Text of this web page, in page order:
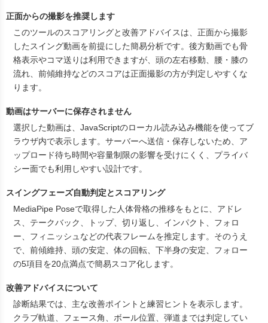
正面からの撮影を推奨します
このツールのスコアリングと改善アドバイスは、正面から撮影
したスイング動画を前提にした簡易分析です。後方動画でも骨
格表示やコマ送りは利用できますが、頭の左右移動、腰・膝の
流れ、前傾維持などのスコアは正面撮影の方が判定しやすくな
ります。
動画はサーバーに保存されません
選択した動画は、JavaScriptのローカル読み込み機能を使ってブ
ラウザ内で表示します。サーバーへ送信・保存しないため、ア
ップロード待ち時間や容量制限の影響を受けにくく、プライバ
シー面でも利用しやすい設計です。
スイングフェーズ自動判定とスコアリング
MediaPipe Poseで取得した人体骨格の推移をもとに、アドレ
ス、テークバック、トップ、切り返し、インパクト、フォロ
ー、フィニッシュなどの代表フレームを推定します。そのうえ
で、前傾維持、頭の安定、体の回転、下半身の安定、フォロー
の5項目を20点満点で簡易スコア化します。
改善アドバイスについて
診断結果では、主な改善ポイントと練習ヒントを表示します。
クラブ軌道、フェース角、ボール位置、弾道までは判定してい